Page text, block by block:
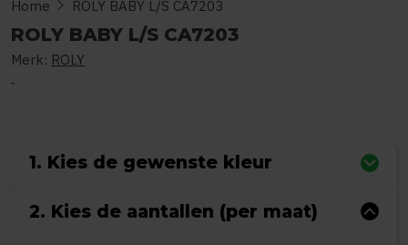
Home chevron_right ROLY BABY L/S CA7203
ROLY BABY L/S CA7203
Merk: ROLY
1. Kies de gewenste kleur
2. Kies de aantallen (per maat)